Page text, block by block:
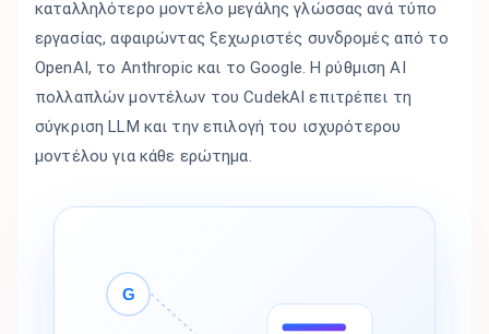
καταλληλότερο μοντέλο μεγάλης γλώσσας ανά τύπο
εργασίας, αφαιρώντας ξεχωριστές συνδρομές από το
OpenAI, το Anthropic και το Google. Η ρύθμιση AI
πολλαπλών μοντέλων του CudekAI επιτρέπει τη
σύγκριση LLM και την επιλογή του ισχυρότερου
μοντέλου για κάθε ερώτημα.
G